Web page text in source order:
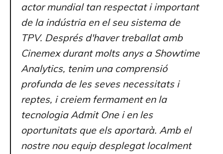
actor mundial tan respectat i important
de la indústria en el seu sistema de
TPV. Després d'haver treballat amb
Cinemex durant molts anys a Showtime
Analytics, tenim una comprensió
profunda de les seves necessitats i
reptes, i creiem fermament en la
tecnologia Admit One i en les
oportunitats que els aportarà. Amb el
nostre nou equip desplegat localment